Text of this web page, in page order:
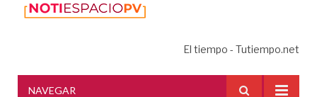
El tiempo - Tutiempo.net
NAVEGAR